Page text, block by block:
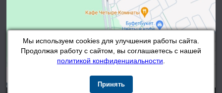
Мы используем cookies для улучшения работы сайта.
Продолжая работу с сайтом, вы соглашаетесь с нашей
политикой конфиденциальности
Принять